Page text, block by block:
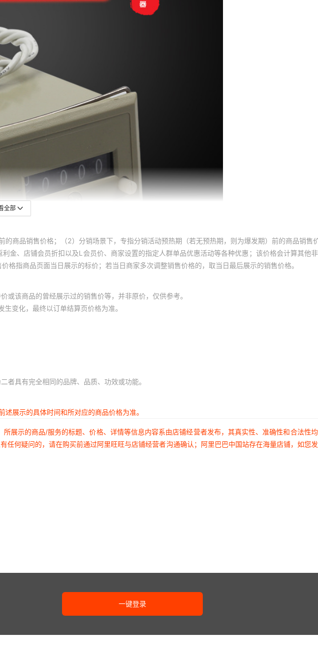
全部
商品销售价格；（2）分销场景下，专指分销活动预热期（若无预热期，则为爆发期）前的商品销售
金、店铺会员折扣以及L会员价、商家设置的指定人群单品优惠活动等各种优惠；该价格会计算其他
指商品页面当日展示的标价；若当日商家多次调整销售价格的，取当日最后展示的销售价格。
该商品的曾经展示过的销售价等，并非原价，仅供参考。
变化，最终以订单结算页价格为准。
者具有完全相同的品牌、品质、功效或功能。
展示的具体时间和所对应的商品价格为准。
展示的商品/服务的标题、价格、详情等信息内容系由店铺经营者发布，其真实性、准确性和合法性
何疑问的，请在购买前通过阿里旺旺与店铺经营者沟通确认；阿里巴巴中国站存在海量店铺，如您
一键登录